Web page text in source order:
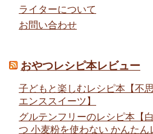
ライターについて
お問い合わせ
おやつレシピ本レビュー
子どもと楽しむレシピ本【不
エンススイーツ】
グルテンフリーのレシピ本【
つ 小麦粉を使わない かんたん